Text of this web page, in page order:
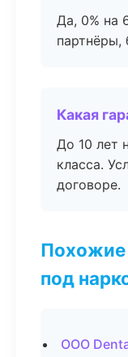
Да, 0% на
партнёры,
Какая
До 10 лет
класса.
договоре.
Похожие
под
ООО